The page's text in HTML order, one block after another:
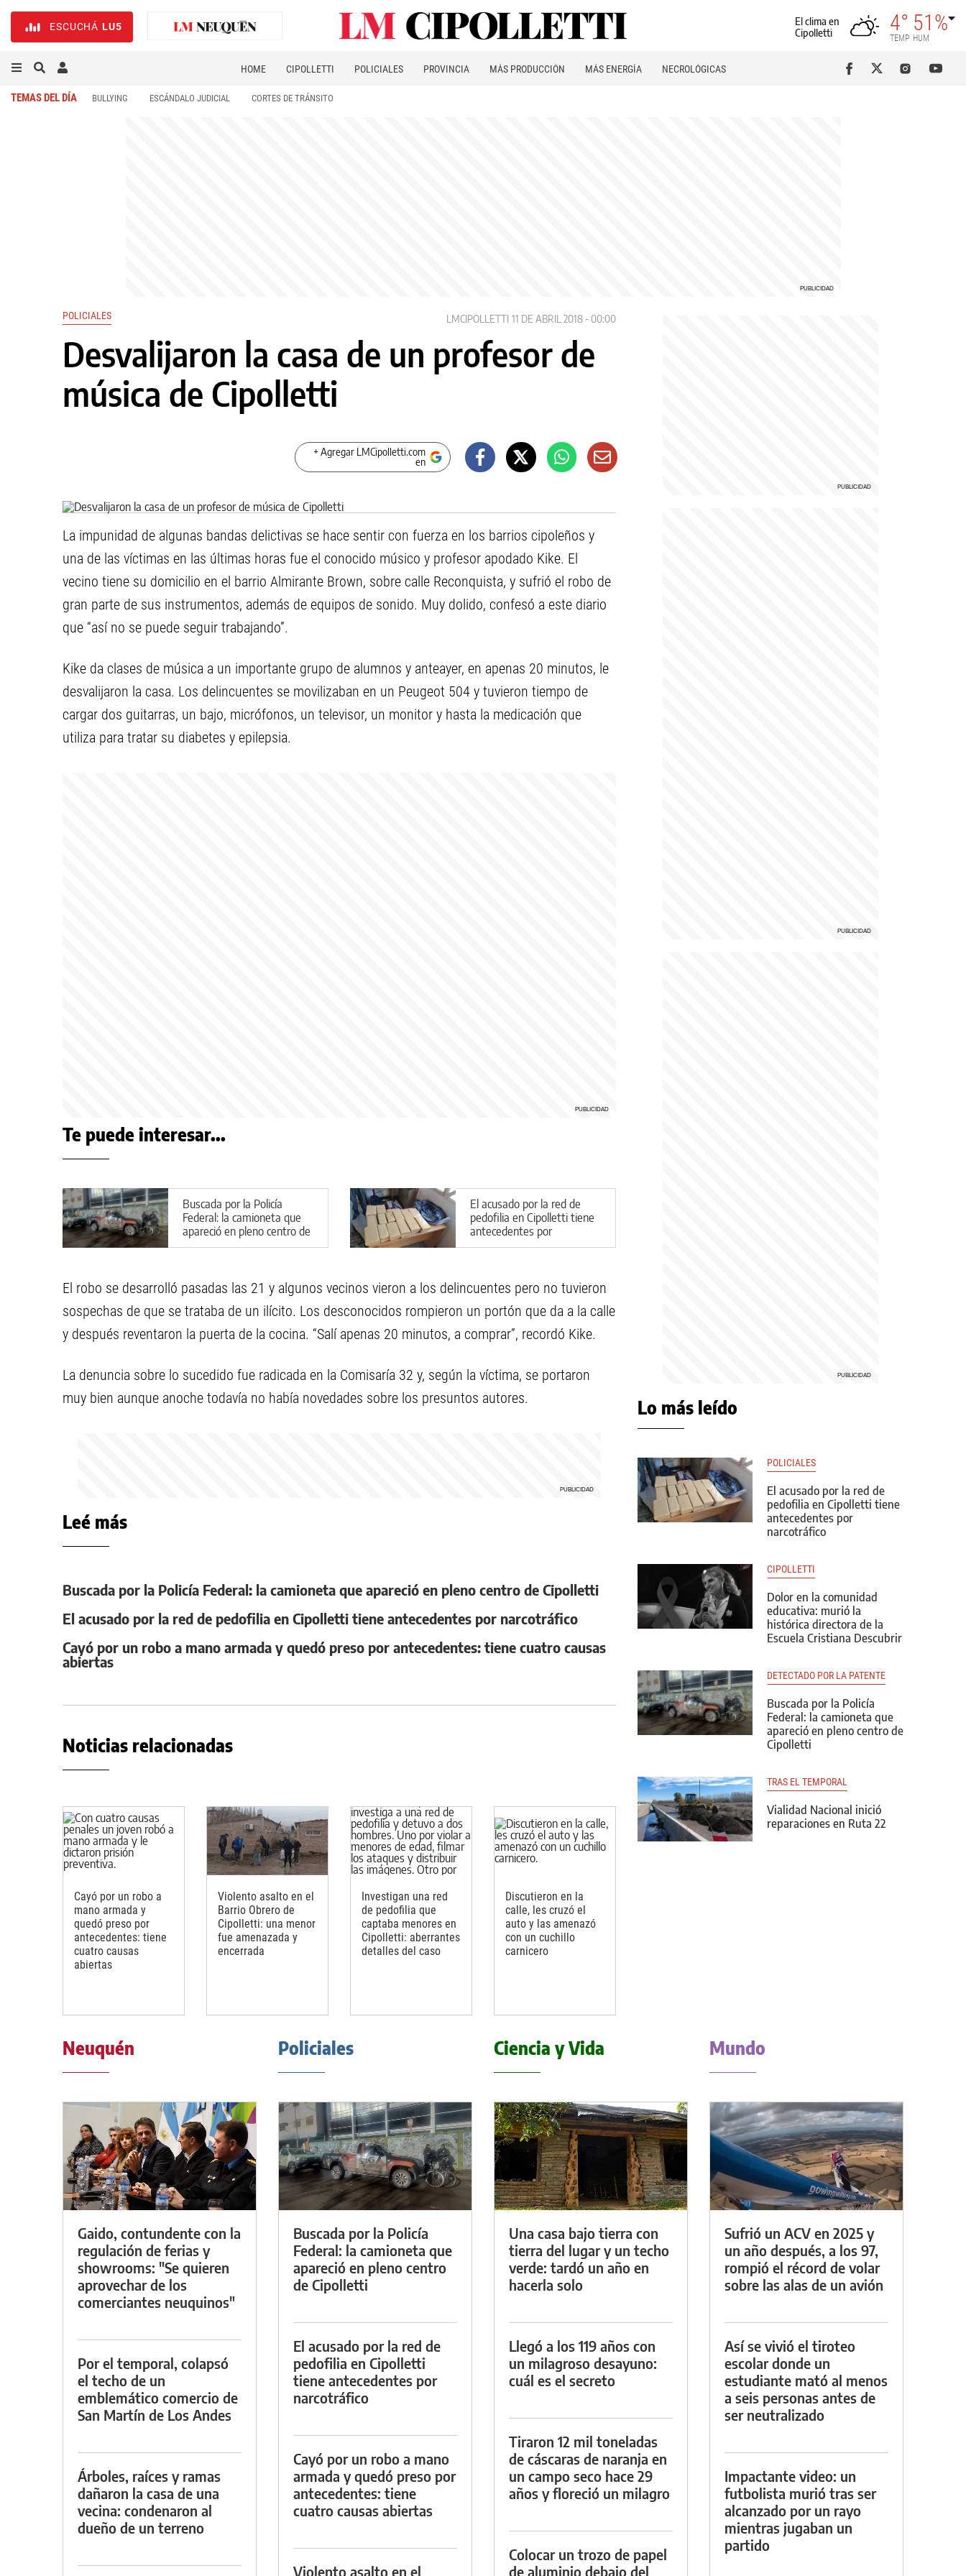
ESCUCHÁ LU5
El clima en
Cipolletti
4°
TEMP
51%
HUM
HOME CIPOLLETTI POLICIALES PROVINCIA MÁS PRODUCCIÓN MÁS ENERGÍA NECROLÓGICAS
TEMAS DEL DÍA BULLYING ESCÁNDALO JUDICIAL CORTES DE TRÁNSITO
POLICIALES LMCIPOLLETTI 11 DE ABRIL 2018 - 00:00
Desvalijaron la casa de un profesor de
música de Cipolletti
+ Agregar LMCipolletti.com
en
La impunidad de algunas bandas delictivas se hace sentir con fuerza en los barrios cipoleños y
una de las víctimas en las últimas horas fue el conocido músico y profesor apodado Kike. El
vecino tiene su domicilio en el barrio Almirante Brown, sobre calle Reconquista, y sufrió el robo de
gran parte de sus instrumentos, además de equipos de sonido. Muy dolido, confesó a este diario
que “así no se puede seguir trabajando”.
Kike da clases de música a un importante grupo de alumnos y anteayer, en apenas 20 minutos, le
desvalijaron la casa. Los delincuentes se movilizaban en un Peugeot 504 y tuvieron tiempo de
cargar dos guitarras, un bajo, micrófonos, un televisor, un monitor y hasta la medicación que
utiliza para tratar su diabetes y epilepsia.
Te puede interesar...
Buscada por la Policía
Federal: la camioneta que
apareció en pleno centro de
Cipolletti
El acusado por la red de
pedofilia en Cipolletti tiene
antecedentes por
narcotráfico
El robo se desarrolló pasadas las 21 y algunos vecinos vieron a los delincuentes pero no tuvieron
sospechas de que se trataba de un ilícito. Los desconocidos rompieron un portón que da a la calle
y después reventaron la puerta de la cocina. “Salí apenas 20 minutos, a comprar”, recordó Kike.
La denuncia sobre lo sucedido fue radicada en la Comisaría 32 y, según la víctima, se portaron
muy bien aunque anoche todavía no había novedades sobre los presuntos autores.
Leé más
Buscada por la Policía Federal: la camioneta que apareció en pleno centro de Cipolletti
El acusado por la red de pedofilia en Cipolletti tiene antecedentes por narcotráfico
Cayó por un robo a mano armada y quedó preso por antecedentes: tiene cuatro causas
abiertas
Noticias relacionadas
Cayó por un robo a
mano armada y
quedó preso por
antecedentes: tiene
cuatro causas
abiertas
Violento asalto en el
Barrio Obrero de
Cipolletti: una menor
fue amenazada y
encerrada
Investigan una red
de pedofilia que
captaba menores en
Cipolletti: aberrantes
detalles del caso
Discutieron en la
calle, les cruzó el
auto y las amenazó
con un cuchillo
carnicero
Lo más leído
POLICIALES
El acusado por la red de
pedofilia en Cipolletti tiene
antecedentes por
narcotráfico
CIPOLLETTI
Dolor en la comunidad
educativa: murió la
histórica directora de la
Escuela Cristiana Descubrir
DETECTADO POR LA PATENTE
Buscada por la Policía
Federal: la camioneta que
apareció en pleno centro de
Cipolletti
TRAS EL TEMPORAL
Vialidad Nacional inició
reparaciones en Ruta 22
Neuquén
Gaido, contundente con la
regulación de ferias y
showrooms: "Se quieren
aprovechar de los
comerciantes neuquinos"
Por el temporal, colapsó
el techo de un
emblemático comercio de
San Martín de Los Andes
Árboles, raíces y ramas
dañaron la casa de una
vecina: condenaron al
dueño de un terreno
Policiales
Buscada por la Policía
Federal: la camioneta que
apareció en pleno centro
de Cipolletti
El acusado por la red de
pedofilia en Cipolletti
tiene antecedentes por
narcotráfico
Cayó por un robo a mano
armada y quedó preso por
antecedentes: tiene
cuatro causas abiertas
Violento asalto en el
Ciencia y Vida
Una casa bajo tierra con
tierra del lugar y un techo
verde: tardó un año en
hacerla solo
Llegó a los 119 años con
un milagroso desayuno:
cuál es el secreto
Tiraron 12 mil toneladas
de cáscaras de naranja en
un campo seco hace 29
años y floreció un milagro
Colocar un trozo de papel
de aluminio debajo del
Mundo
Sufrió un ACV en 2025 y
un año después, a los 97,
rompió el récord de volar
sobre las alas de un avión
Así se vivió el tiroteo
escolar donde un
estudiante mató al menos
a seis personas antes de
ser neutralizado
Impactante video: un
futbolista murió tras ser
alcanzado por un rayo
mientras jugaban un
partido